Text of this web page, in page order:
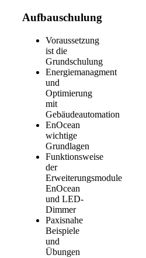
Aufbauschulung
Voraussetzung
ist die
Grundschulung
Energiemanagment
und
Optimierung
mit
Gebäudeautomation
EnOcean
wichtige
Grundlagen
Funktionsweise
der
Erweiterungsmodule
EnOcean
und LED-
Dimmer
Paxisnahe
Beispiele
und
Übungen